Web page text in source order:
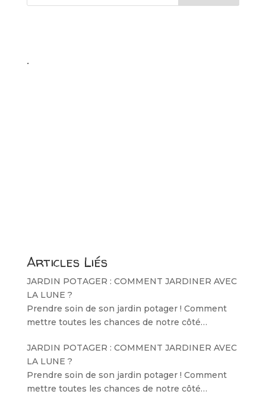
.
Articles Liés
JARDIN POTAGER : COMMENT JARDINER AVEC
LA LUNE ?
Prendre soin de son jardin potager ! Comment
mettre toutes les chances de notre côté…
JARDIN POTAGER : COMMENT JARDINER AVEC
LA LUNE ?
Prendre soin de son jardin potager ! Comment
mettre toutes les chances de notre côté…